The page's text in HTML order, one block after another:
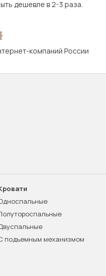
дешевле в 2-3 раза.
компаний России
подъемным механизмом